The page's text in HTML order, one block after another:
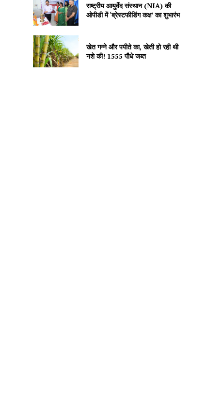
राष्ट्रीय आयुर्वेद संस्थान (NIA) की
ओपीडी में ‘ब्रेस्टफीडिंग कक्ष’ का शुभारंभ
खेत गन्ने और पपीते का, खेती हो रही थी
नशे की! 1555 पौधे जब्त